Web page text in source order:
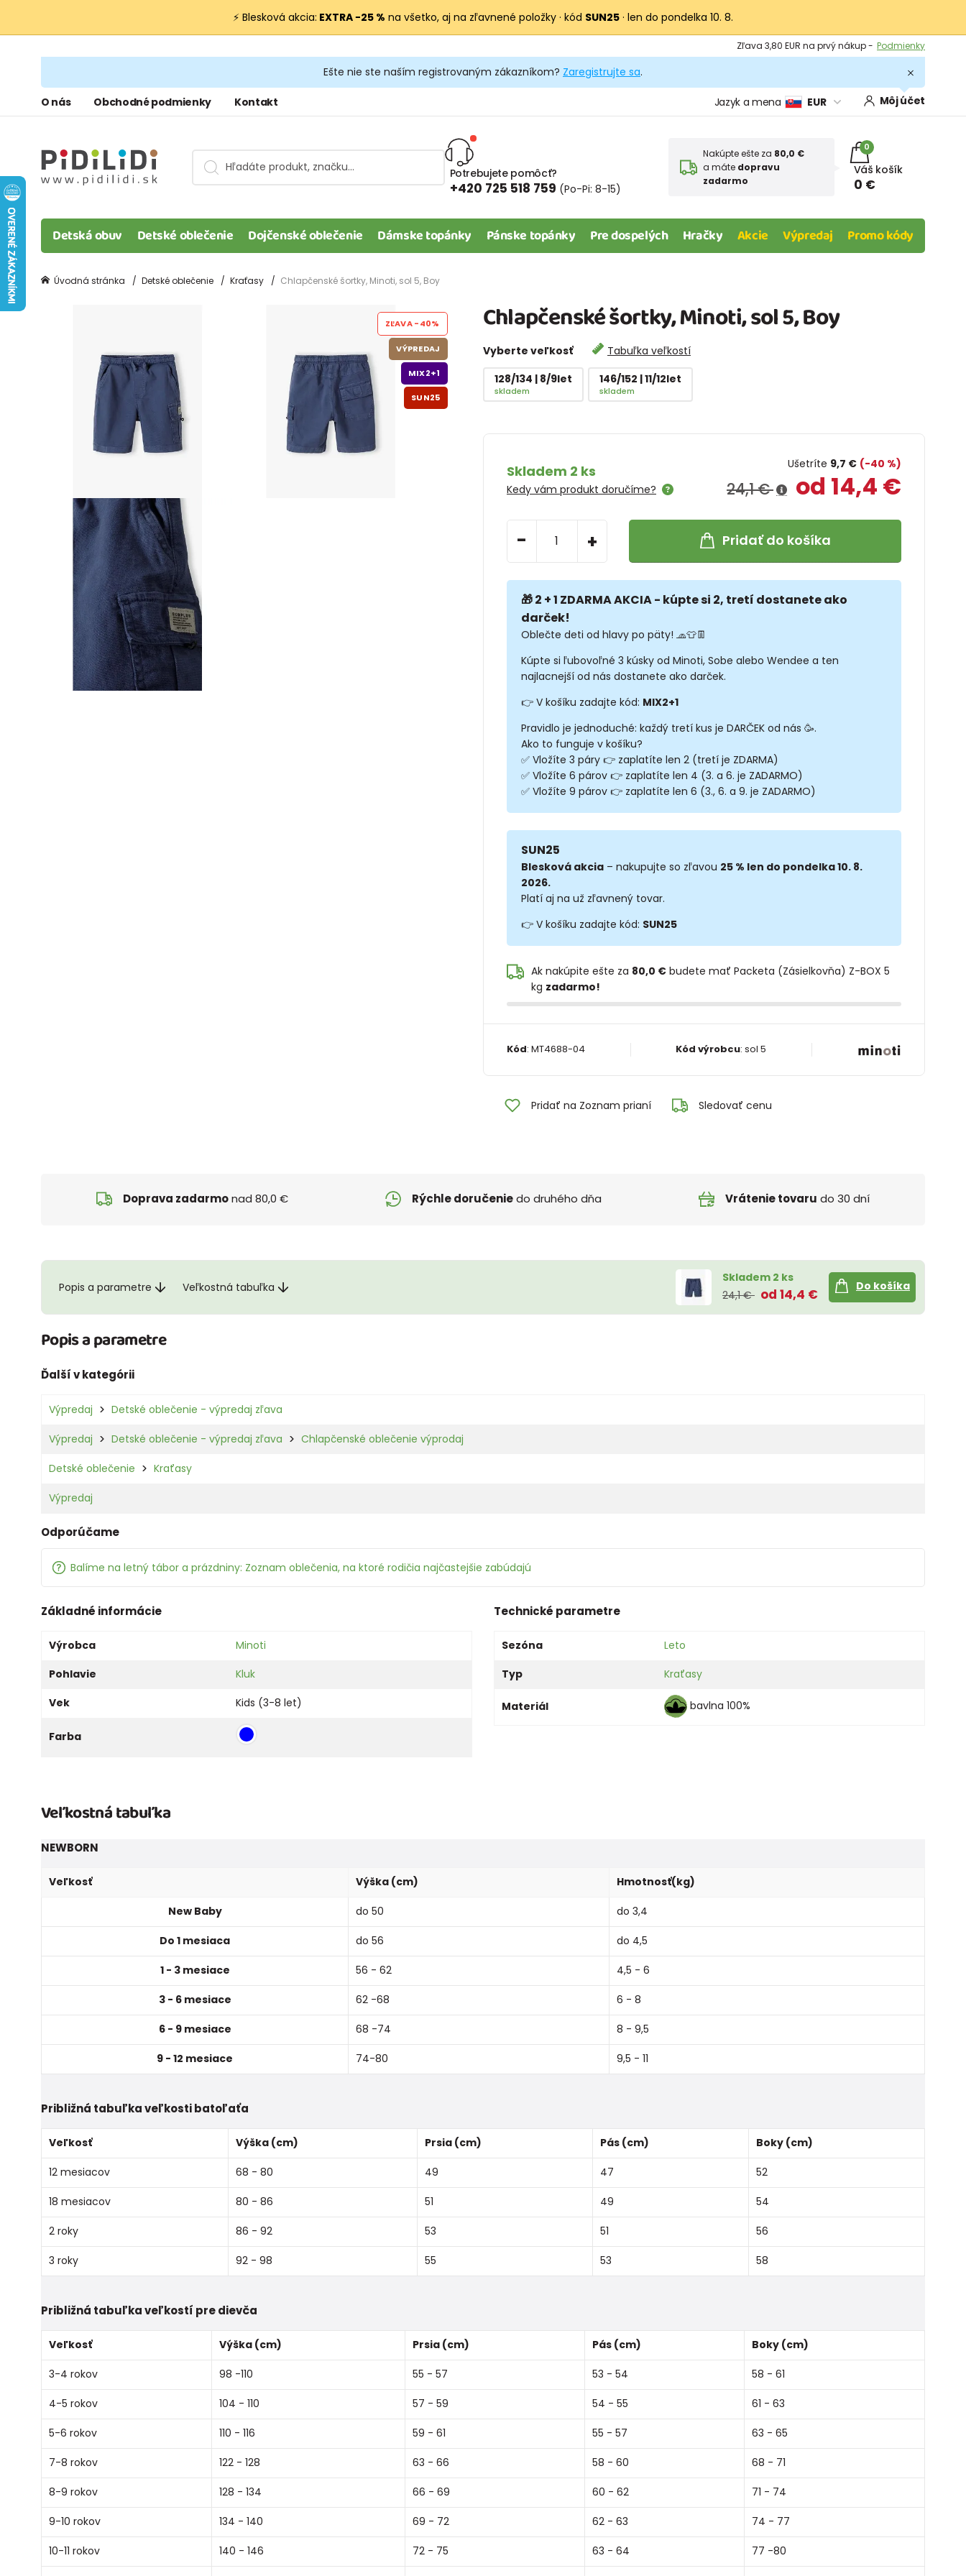
⚡ Blesková akcia: EXTRA −25 % na všetko, aj na zľavnené položky · kód SUN25 · len do pondelka 10. 8.
Výmena a vrátenie tovaru - Zobraziť
Podmienky
Ešte nie ste naším registrovaným zákazníkom? Zaregistrujte sa.
O nás Obchodné podmienky Kontakt Jazyk a mena EUR Môj účet
Potrebujete pomôcť?
+420 725 518 759 (Po-Pi: 8-15)
Nakúpte ešte za 80,0 €
a máte dopravu
zadarmo
0
Váš košík
0 €
Detská obuv Detské oblečenie Dojčenské oblečenie Dámske topánky Pánske topánky Pre dospelých Hračky Akcie Výpredaj Promo kódy
Úvodná stránka Detské oblečenie Kraťasy Chlapčenské šortky, Minoti, sol 5, Boy
Chlapčenské šortky, Minoti, sol 5, Boy
Vyberte veľkosť
Tabuľka veľkostí
128/134 | 8/9let
skladem
146/152 | 11/12let
skladem
Skladem 2 ks
Kedy vám produkt doručíme?
Ušetríte 9,7 € (-40 %)
24,1 € od 14,4 €
- + Pridať do košíka
🎁 2 + 1 ZDARMA AKCIA - kúpte si 2, tretí dostanete ako
darček!
Oblečte deti od hlavy po päty! 🧢👕👖
Kúpte si ľubovoľné 3 kúsky od Minoti, Sobe alebo Wendee a ten
najlacnejší od nás dostanete ako darček.
👉 V košíku zadajte kód: MIX2+1
Pravidlo je jednoduché: každý tretí kus je DARČEK od nás 🥳.
Ako to funguje v košíku?
✅ Vložíte 3 páry 👉 zaplatíte len 2 (tretí je ZDARMA)
✅ Vložíte 6 párov 👉 zaplatíte len 4 (3. a 6. je ZADARMO)
✅ Vložíte 9 párov 👉 zaplatíte len 6 (3., 6. a 9. je ZADARMO)
SUN25
Blesková akcia– nakupujte so zľavou 25 % len do pondelka 10. 8.
2026.
Platí aj na už zľavnený tovar.
👉 V košíku zadajte kód: SUN25
Ak nakúpite ešte za 80,0 €budete mať Packeta (Zásielkovňa) Z-BOX 5
kg zadarmo!
Kód: MT4688-04 Kód výrobcu:sol 5
Pridať na Zoznam prianí Sledovať cenu
ZĽAVA-40%
VÝPREDAJ
MIX2+1
SUN25
Doprava zadarmonad 80,0 € Rýchle doručeniedo druhého dňa Vrátenie tovaru do 30 dní
Popis a parametre Veľkostná tabuľka
Skladem 2 ks
24,1 € od 14,4 €
Do košíka
Popis a parametre
Ďalší v kategórii
Výpredaj Detské oblečenie - výpredaj zľava
Výpredaj Detské oblečenie - výpredaj zľava Chlapčenské oblečenie výprodaj
Detské oblečenie Kraťasy
Výpredaj
Odporúčame
Balíme na letný tábor a prázdniny: Zoznam oblečenia, na ktoré rodičia najčastejšie zabúdajú
Základné informácie
Výrobca
Minoti
Pohlavie
Kluk
Vek
Kids (3-8 let)
Farba
Technické parametre
Sezóna
Leto
Typ
Kraťasy
Materiál bavlna 100%
Veľkostná tabuľka
NEWBORN
Veľkosť Výška (cm) Hmotnosť(kg)
New Baby do 50 do 3,4
Do 1 mesiaca do 56 do 4,5
1 - 3 mesiace 56 - 62 4,5 - 6
3 - 6 mesiace 62 -68 6 - 8
6 - 9 mesiace 68 -74 8 - 9,5
9 - 12 mesiace 74-80 9,5 - 11
Približná tabuľka veľkosti batoľaťa
Veľkosť Výška (cm) Prsia (cm) Pás (cm) Boky (cm)
12 mesiacov 68 - 80 49 47 52
18 mesiacov 80 - 86 51 49 54
2 roky 86 - 92 53 51 56
3 roky 92 - 98 55 53 58
Približná tabuľka veľkostí pre dievča
Veľkosť Výška (cm) Prsia (cm) Pás (cm) Boky (cm)
3-4 rokov 98 -110 55 - 57 53 - 54 58 - 61
4-5 rokov 104 - 110 57 - 59 54 - 55 61 - 63
5-6 rokov 110 - 116 59 - 61 55 - 57 63 - 65
7-8 rokov 122 - 128 63 - 66 58 - 60 68 - 71
8-9 rokov 128 - 134 66 - 69 60 - 62 71 - 74
9-10 rokov 134 - 140 69 - 72 62 - 63 74 - 77
10-11 rokov 140 - 146 72 - 75 63 - 64 77 -80